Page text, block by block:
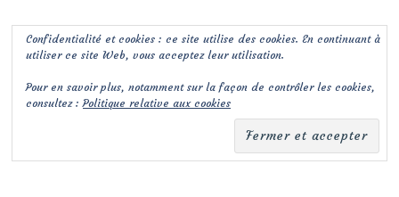
Confidentialité et cookies : ce site utilise des cookies. En continuant à
utiliser ce site Web, vous acceptez leur utilisation.
Pour en savoir plus, notamment sur la façon de contrôler les cookies,
consultez :Politique relative aux cookies